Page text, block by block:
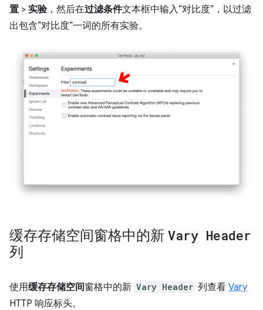
置 > 实验，然后在过滤条件文本框中输入“对比度”，以过滤
出包含“对比度”一词的所有实验。
缓存存储空间窗格中的新 Vary Header
列
使用缓存存储空间窗格中的新 Vary Header 列查看 Vary
HTTP 响应标头。